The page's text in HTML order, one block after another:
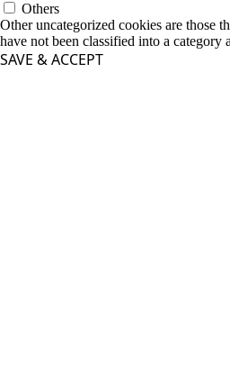
Others
Other uncategorized cookies are those
have not been classified into a category
SAVE & ACCEPT